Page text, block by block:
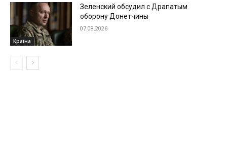
Країна
Зеленский обсудил с Драпатым
оборону Донетчины
07.08.2026